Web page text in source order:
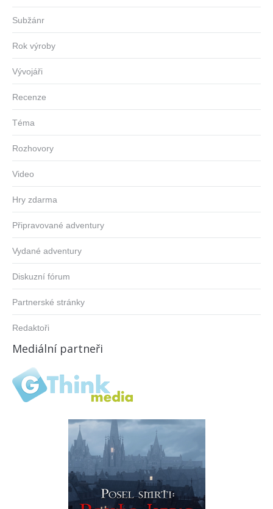
Subžánr
Rok výroby
Vývojáři
Recenze
Téma
Rozhovory
Video
Hry zdarma
Připravované adventury
Vydané adventury
Diskuzní fórum
Partnerské stránky
Redaktoři
Mediální partneři